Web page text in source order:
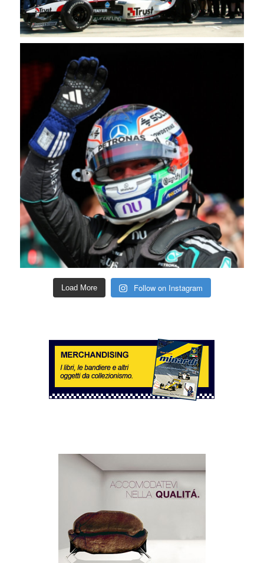
Load More Follow on Instagram